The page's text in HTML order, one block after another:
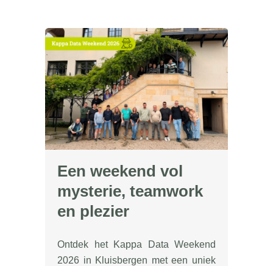
Een weekend vol
mysterie, teamwork
en plezier
Ontdek het Kappa Data Weekend
2026 in Kluisbergen met een uniek